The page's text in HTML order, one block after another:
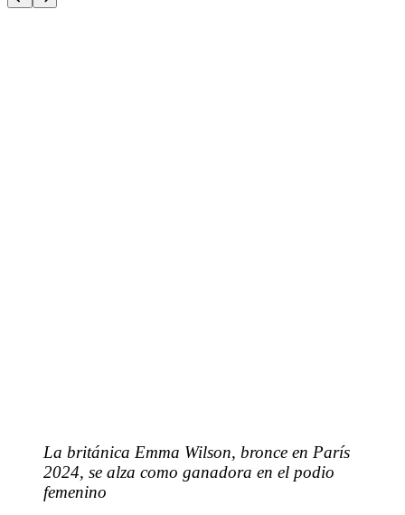
La británica Emma Wilson, bronce en París
2024, se alza como ganadora en el podio
femenino